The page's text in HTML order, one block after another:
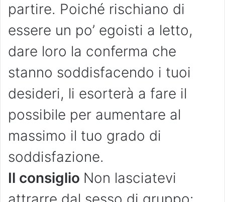
partire. Poiché rischiano di
essere un po’ egoisti a letto,
dare loro la conferma che
stanno soddisfacendo i tuoi
desideri, li esorterà a fare il
possibile per aumentare al
massimo il tuo grado di
soddisfazione.
Il consiglio Non lasciatevi